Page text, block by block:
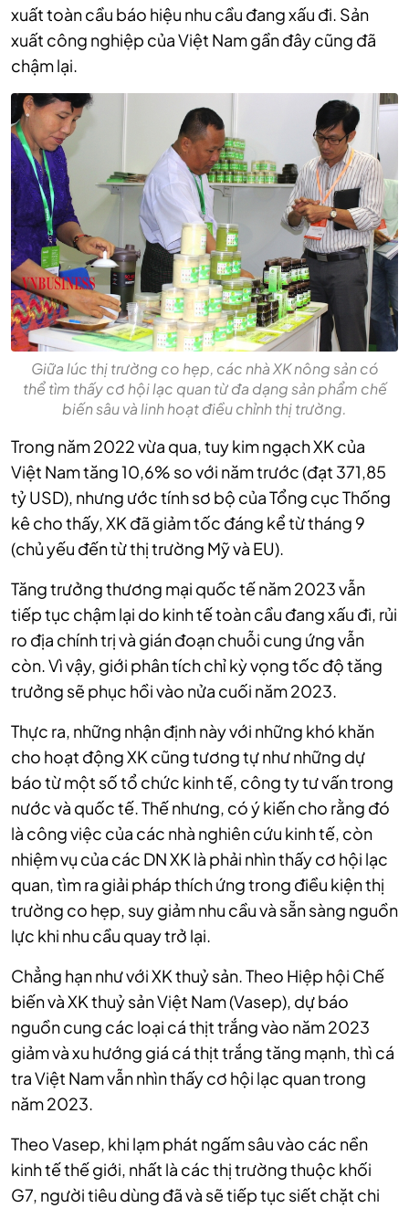
xuất toàn cầu báo hiệu nhu cầu đang xấu đi. Sản
xuất công nghiệp của Việt Nam gần đây cũng đã
chậm lại.
Giữa lúc thị trường co hẹp, các nhà XK nông sản có
thể tìm thấy cơ hội lạc quan từ đa dạng sản phẩm chế
biến sâu và linh hoạt điều chỉnh thị trường.
Trong năm 2022 vừa qua, tuy kim ngạch XK của
Việt Nam tăng 10,6% so với năm trước (đạt 371,85
tỷ USD), nhưng ước tính sơ bộ của Tổng cục Thống
kê cho thấy, XK đã giảm tốc đáng kể từ tháng 9
(chủ yếu đến từ thị trường Mỹ và EU).
Tăng trưởng thương mại quốc tế năm 2023 vẫn
tiếp tục chậm lại do kinh tế toàn cầu đang xấu đi, rủi
ro địa chính trị và gián đoạn chuỗi cung ứng vẫn
còn. Vì vậy, giới phân tích chỉ kỳ vọng tốc độ tăng
trưởng sẽ phục hồi vào nửa cuối năm 2023.
Thực ra, những nhận định này với những khó khăn
cho hoạt động XK cũng tương tự như những dự
báo từ một số tổ chức kinh tế, công ty tư vấn trong
nước và quốc tế. Thế nhưng, có ý kiến cho rằng đó
là công việc của các nhà nghiên cứu kinh tế, còn
nhiệm vụ của các DN XK là phải nhìn thấy cơ hội lạc
quan, tìm ra giải pháp thích ứng trong điều kiện thị
trường co hẹp, suy giảm nhu cầu và sẵn sàng nguồn
lực khi nhu cầu quay trở lại.
Chẳng hạn như với XK thuỷ sản. Theo Hiệp hội Chế
biến và XK thuỷ sản Việt Nam (Vasep), dự báo
nguồn cung các loại cá thịt trắng vào năm 2023
giảm và xu hướng giá cá thịt trắng tăng mạnh, thì cá
tra Việt Nam vẫn nhìn thấy cơ hội lạc quan trong
năm 2023.
Theo Vasep, khi lạm phát ngấm sâu vào các nền
kinh tế thế giới, nhất là các thị trường thuộc khối
G7, người tiêu dùng đã và sẽ tiếp tục siết chặt chi